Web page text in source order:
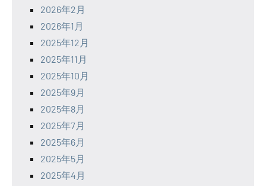
2026年2月
2026年1月
2025年12月
2025年11月
2025年10月
2025年9月
2025年8月
2025年7月
2025年6月
2025年5月
2025年4月